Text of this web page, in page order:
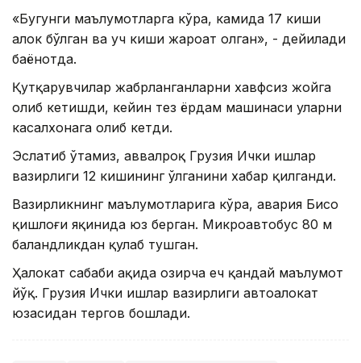
«Бугунги маълумотларга кўра, камида 17 киши
ҳалок бўлган ва уч киши жароҳат олган», - дейилади
баёнотда.
Қутқарувчилар жабрланганларни хавфсиз жойга
олиб кетишди, кейин тез ёрдам машинаси уларни
касалхонага олиб кетди.
Эслатиб ўтамиз, аввалроқ Грузия Ички ишлар
вазирлиги 12 кишининг ўлганини хабар қилганди.
Вазирликнинг маълумотларига кўра, авария Бисо
қишлоғи яқинида юз берган. Микроавтобус 80 м
баландликдан қулаб тушган.
Ҳалокат сабаби ҳақида ҳозирча ҳеч қандай маълумот
йўқ. Грузия Ички ишлар вазирлиги автоҳалокат
юзасидан тергов бошлади.